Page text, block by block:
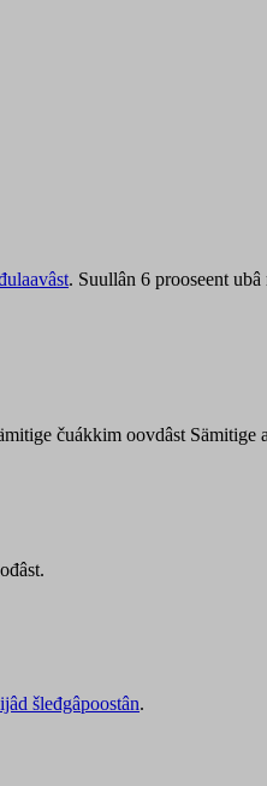
. Suullân 6 prooseent
čuákkim oovdâst Sämitige
šleđgâpoostân.